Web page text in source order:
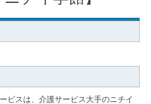
ビスは、介護サービス大手のニチイ